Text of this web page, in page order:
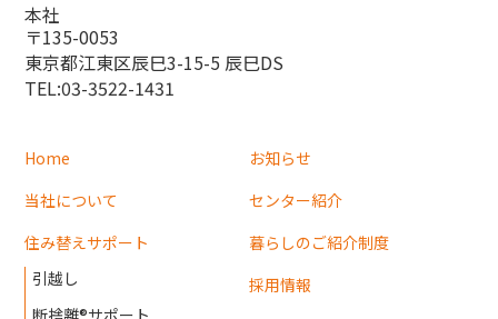
本社
〒135-0053
東京都江東区辰巳3-15-5 辰巳DS
TEL:03-3522-1431
Home
当社について
住み替えサポート
引越し
断捨離®サポート
お知らせ
センター紹介
暮らしのご紹介制度
採用情報